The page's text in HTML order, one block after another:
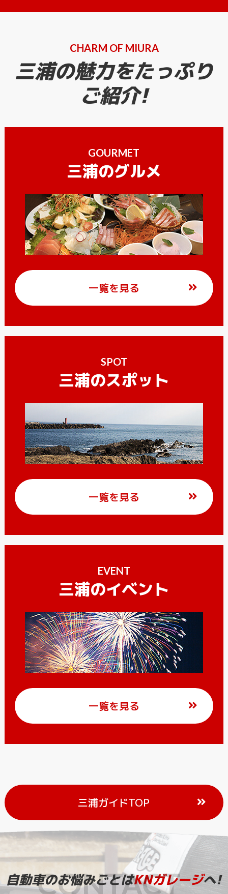
CHARM OF MIURA
三浦の魅力をたっぷり
ご紹介!
GOURMET
三浦のグルメ
一覧を見る
SPOT
三浦のスポット
一覧を見る
EVENT
三浦のイベント
一覧を見る
三浦ガイドTOP
自動車のお悩みごとはKNガレージへ!